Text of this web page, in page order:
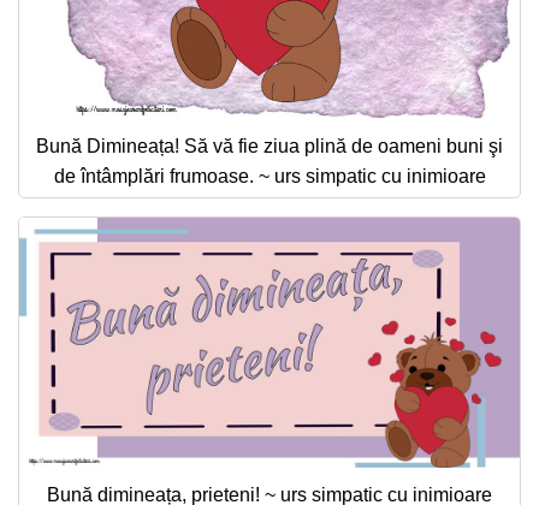
Bună Dimineața! Să vă fie ziua plină de oameni buni şi
de întâmplări frumoase. ~ urs simpatic cu inimioare
Bună dimineața, prieteni! ~ urs simpatic cu inimioare